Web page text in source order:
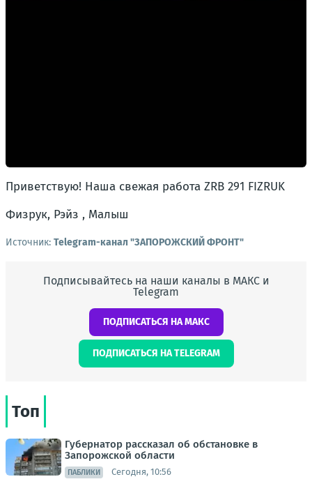
Приветствую! Наша свежая работа ZRB 291 FIZRUK
Физрук, Рэйз , Малыш
Источник: Telegram-канал "ЗАПОРОЖСКИЙ ФРОНТ"
Подписывайтесь на наши каналы в МАКС и
Telegram
ПОДПИСАТЬСЯ НА МАКС
ПОДПИСАТЬСЯ НА TELEGRAM
Топ
Губернатор рассказал об обстановке в
Запорожской области
ПАБЛИКИ Сегодня, 10:56